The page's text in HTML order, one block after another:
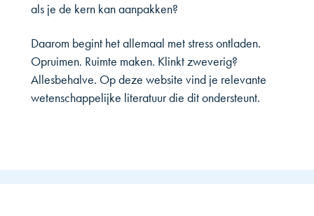
als je de kern kan aanpakken?
Daarom begint het allemaal met stress ontladen.
Opruimen. Ruimte maken. Klinkt zweverig?
Allesbehalve. Op deze website vind je relevante
wetenschappelijke literatuur die dit ondersteunt.